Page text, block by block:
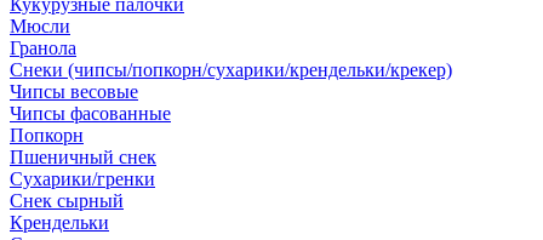
Кукурузные палочки
Мюсли
Гранола
Снеки (чипсы/попкорн/сухарики/крендельки/крекер)
Чипсы весовые
Чипсы фасованные
Попкорн
Пшеничный снек
Сухарики/гренки
Снек сырный
Крендельки